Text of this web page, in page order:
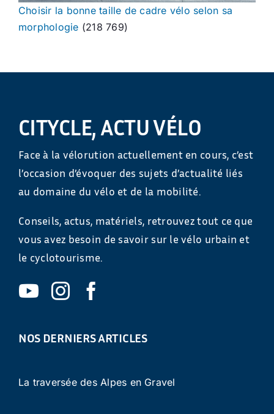
Choisir la bonne taille de cadre vélo selon sa
morphologie (218 769)
CITYCLE, ACTU VÉLO
Face à la vélorution actuellement en cours, c’est
l’occasion d’évoquer des sujets d’actualité liés
au domaine du vélo et de la mobilité.
Conseils, actus, matériels, retrouvez tout ce que
vous avez besoin de savoir sur le vélo urbain et
le cyclotourisme.
NOS DERNIERS ARTICLES
La traversée des Alpes en Gravel